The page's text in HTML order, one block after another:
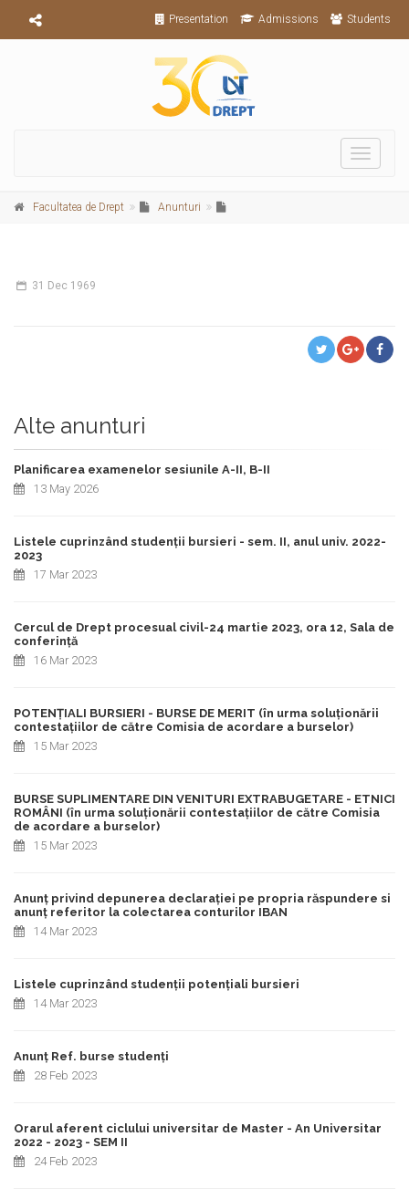
Presentation Admissions Students
Toggle
Facultatea de Drept Anunturi
31 Dec 1969
Alte anunturi
Planificarea examenelor sesiunile A-II, B-II
13 May 2026
Listele cuprinzând studenții bursieri - sem. II, anul univ. 2022-
2023
17 Mar 2023
Cercul de Drept procesual civil-24 martie 2023, ora 12, Sala de
conferință
16 Mar 2023
POTENȚIALI BURSIERI - BURSE DE MERIT (în urma soluționării
contestațiilor de către Comisia de acordare a burselor)
15 Mar 2023
BURSE SUPLIMENTARE DIN VENITURI EXTRABUGETARE - ETNICI
ROMÂNI (în urma soluționării contestațiilor de către Comisia
de acordare a burselor)
15 Mar 2023
Anunț privind depunerea declarației pe propria răspundere si
anunț referitor la colectarea conturilor IBAN
14 Mar 2023
Listele cuprinzând studenții potențiali bursieri
14 Mar 2023
Anunț Ref. burse studenți
28 Feb 2023
Orarul aferent ciclului universitar de Master - An Universitar
2022 - 2023 - SEM II
24 Feb 2023